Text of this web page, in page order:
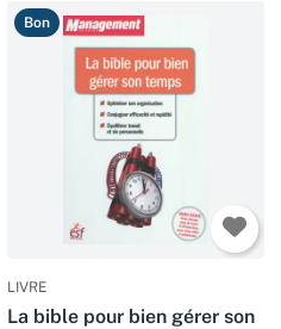
Bon
LIVRE
La bible pour bien gérer son